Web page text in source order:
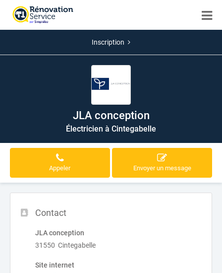
Inscription
JLA conception
Électricien à Cintegabelle
Appeler Envoyer un message
Contact
JLA conception
31550 Cintegabelle
Site internet